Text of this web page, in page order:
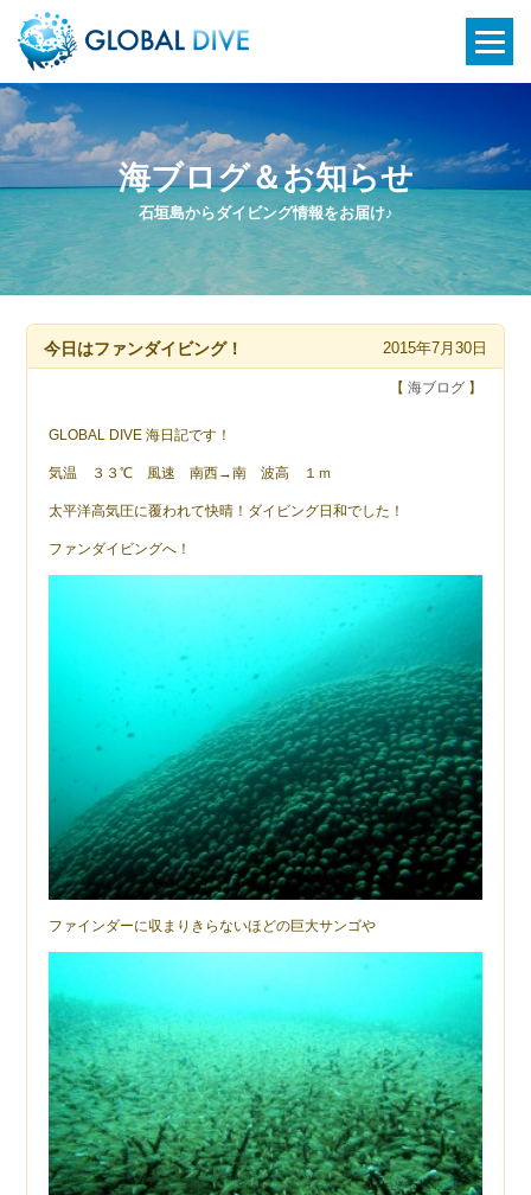
石垣島からダイビング情報をお届け♪
海ブログ＆お知らせ
今日はファンダイビング！ 2015年7月30日
【 海ブログ】
GLOBAL DIVE 海日記です！
気温 ３３℃ 風速 南西→南 波高 １ｍ
太平洋高気圧に覆われて快晴！ダイビング日和でした！
ファンダイビングへ！
ファインダーに収まりきらないほどの巨大サンゴや